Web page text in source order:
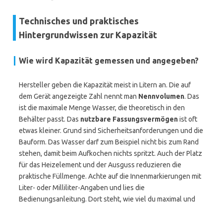
Technisches und praktisches
Hintergrundwissen zur Kapazität
Wie wird Kapazität gemessen und angegeben?
Hersteller geben die Kapazität meist in Litern an. Die auf
dem Gerät angezeigte Zahl nennt man Nennvolumen. Das
ist die maximale Menge Wasser, die theoretisch in den
Behälter passt. Das nutzbare Fassungsvermögenist oft
etwas kleiner. Grund sind Sicherheitsanforderungen und die
Bauform. Das Wasser darf zum Beispiel nicht bis zum Rand
stehen, damit beim Aufkochen nichts spritzt. Auch der Platz
für das Heizelement und der Ausguss reduzieren die
praktische Füllmenge. Achte auf die Innenmarkierungen mit
Liter- oder Milliliter-Angaben und lies die
Bedienungsanleitung. Dort steht, wie viel du maximal und